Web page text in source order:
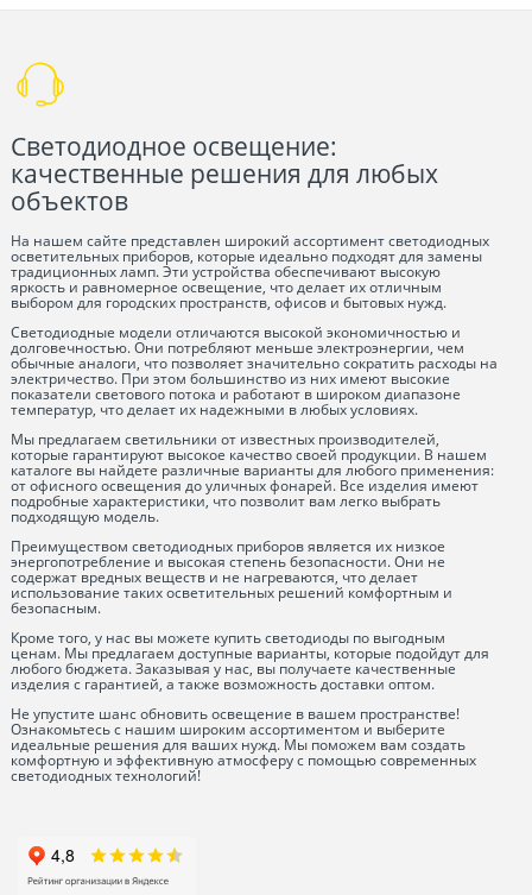
Светодиодное освещение:
качественные решения для любых
объектов
На нашем сайте представлен широкий ассортимент светодиодных
осветительных приборов, которые идеально подходят для замены
традиционных ламп. Эти устройства обеспечивают высокую
яркость и равномерное освещение, что делает их отличным
выбором для городских пространств, офисов и бытовых нужд.
Светодиодные модели отличаются высокой экономичностью и
долговечностью. Они потребляют меньше электроэнергии, чем
обычные аналоги, что позволяет значительно сократить расходы на
электричество. При этом большинство из них имеют высокие
показатели светового потока и работают в широком диапазоне
температур, что делает их надежными в любых условиях.
Мы предлагаем светильники от известных производителей,
которые гарантируют высокое качество своей продукции. В нашем
каталоге вы найдете различные варианты для любого применения:
от офисного освещения до уличных фонарей. Все изделия имеют
подробные характеристики, что позволит вам легко выбрать
подходящую модель.
Преимуществом светодиодных приборов является их низкое
энергопотребление и высокая степень безопасности. Они не
содержат вредных веществ и не нагреваются, что делает
использование таких осветительных решений комфортным и
безопасным.
Кроме того, у нас вы можете купить светодиоды по выгодным
ценам. Мы предлагаем доступные варианты, которые подойдут для
любого бюджета. Заказывая у нас, вы получаете качественные
изделия с гарантией, а также возможность доставки оптом.
Не упустите шанс обновить освещение в вашем пространстве!
Ознакомьтесь с нашим широким ассортиментом и выберите
идеальные решения для ваших нужд. Мы поможем вам создать
комфортную и эффективную атмосферу с помощью современных
светодиодных технологий!